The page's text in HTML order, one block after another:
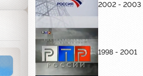
00:49
2002 - 2003
1998 - 2001